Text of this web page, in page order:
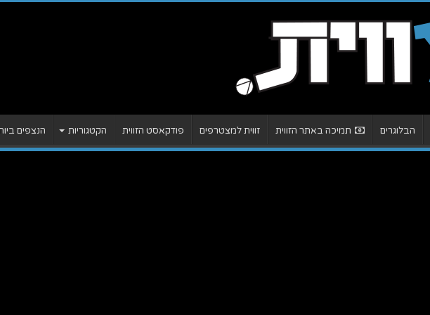
הבלוגרים תמיכה באתר הזווית זווית למצטרפים פודקאסט הזווית הקטגוריות הנצפים